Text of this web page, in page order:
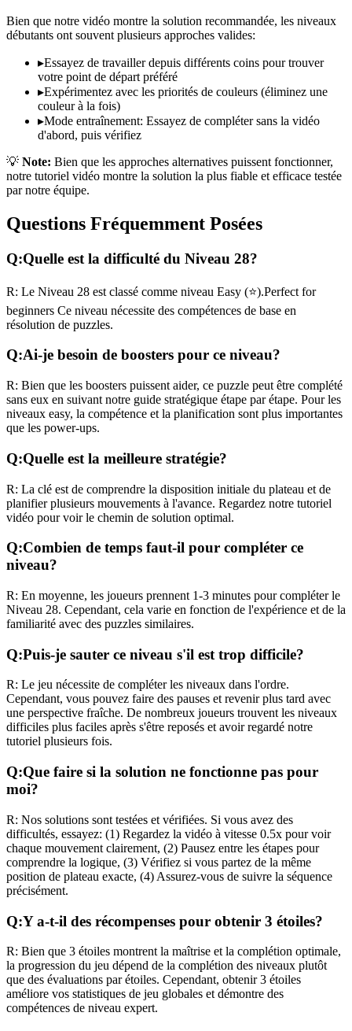
Bien que notre vidéo montre la solution recommandée, les niveaux
débutants ont souvent plusieurs approches valides:
▸Essayez de travailler depuis différents coins pour trouver
votre point de départ préféré
▸Expérimentez avec les priorités de couleurs (éliminez une
couleur à la fois)
▸Mode entraînement: Essayez de compléter sans la vidéo
d'abord, puis vérifiez
💡 Note: Bien que les approches alternatives puissent fonctionner,
notre tutoriel vidéo montre la solution la plus fiable et efficace testée
par notre équipe.
Questions Fréquemment Posées
Q:Quelle est la difficulté du Niveau 28?
R: Le Niveau 28 est classé comme niveau Easy (⭐).Perfect for
beginners Ce niveau nécessite des compétences de base en
résolution de puzzles.
Q:Ai-je besoin de boosters pour ce niveau?
R: Bien que les boosters puissent aider, ce puzzle peut être complété
sans eux en suivant notre guide stratégique étape par étape. Pour les
niveaux easy, la compétence et la planification sont plus importantes
que les power-ups.
Q:Quelle est la meilleure stratégie?
R: La clé est de comprendre la disposition initiale du plateau et de
planifier plusieurs mouvements à l'avance. Regardez notre tutoriel
vidéo pour voir le chemin de solution optimal.
Q:Combien de temps faut-il pour compléter ce
niveau?
R: En moyenne, les joueurs prennent 1-3 minutes pour compléter le
Niveau 28. Cependant, cela varie en fonction de l'expérience et de la
familiarité avec des puzzles similaires.
Q:Puis-je sauter ce niveau s'il est trop difficile?
R: Le jeu nécessite de compléter les niveaux dans l'ordre.
Cependant, vous pouvez faire des pauses et revenir plus tard avec
une perspective fraîche. De nombreux joueurs trouvent les niveaux
difficiles plus faciles après s'être reposés et avoir regardé notre
tutoriel plusieurs fois.
Q:Que faire si la solution ne fonctionne pas pour
moi?
R: Nos solutions sont testées et vérifiées. Si vous avez des
difficultés, essayez: (1) Regardez la vidéo à vitesse 0.5x pour voir
chaque mouvement clairement, (2) Pausez entre les étapes pour
comprendre la logique, (3) Vérifiez si vous partez de la même
position de plateau exacte, (4) Assurez-vous de suivre la séquence
précisément.
Q:Y a-t-il des récompenses pour obtenir 3 étoiles?
R: Bien que 3 étoiles montrent la maîtrise et la complétion optimale,
la progression du jeu dépend de la complétion des niveaux plutôt
que des évaluations par étoiles. Cependant, obtenir 3 étoiles
améliore vos statistiques de jeu globales et démontre des
compétences de niveau expert.